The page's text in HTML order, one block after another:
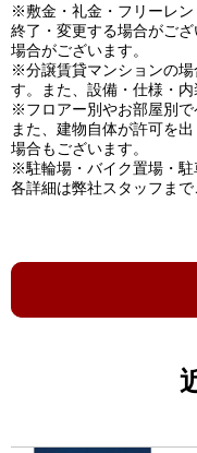
※敷金・礼金・フリーレ
終了・変更する場合がご
場合がございます。
※分譲賃貸マンションの
す。また、設備・仕様・
※フロアー別やお部屋別
また、建物自体が許可を
場合もございます。
※駐輪場・バイク置場・駐
各詳細は弊社スタッフまで